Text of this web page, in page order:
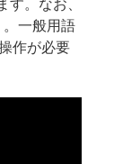
。なお、
一般用語
作が必要